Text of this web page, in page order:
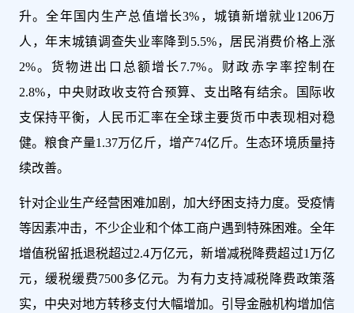
升。全年国内生产总值增长3%，城镇新增就业1206万
人，年末城镇调查失业率降到5.5%，居民消费价格上涨
2%。货物进出口总额增长7.7%。财政赤字率控制在
2.8%，中央财政收支符合预算、支出略有结余。国际收
支保持平衡，人民币汇率在全球主要货币中表现相对稳
健。粮食产量1.37万亿斤，增产74亿斤。生态环境质量持
续改善。
针对企业生产经营困难加剧，加大纾困支持力度。受疫情
等因素冲击，不少企业和个体工商户遇到特殊困难。全年
增值税留抵退税超过2.4万亿元，新增减税降费超过1万亿
元，缓税缓费7500多亿元。为有力支持减税降费政策落
实，中央对地方转移支付大幅增加。引导金融机构增加信